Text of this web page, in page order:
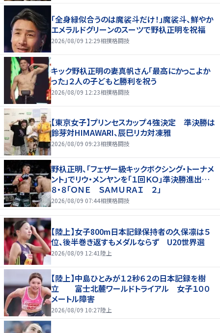
「全身緑似合うのは魔裟斗だけ！」魔裟斗、鮮やか
エメラルドグリーンのスーツで野杁正明を祝福
2026/08/09 12:29相撲格闘技
キック野杁正明の妻真帆さん「最高にかっこよか
った」２人の子どもと勝利を祝う
2026/08/09 12:23相撲格闘技
【東京女子】プリンセスカップ４強決定 準決勝は
鈴芽対HIMAWARI、辰巳リカ対凍雅
2026/08/09 09:23相撲格闘技
野杁正明、「フェザー級キックボクシング・トーナメ
ント」でリウ・メンヤンを「１回ＫＯ」準決勝進出…
８・８「ＯＮＥ ＳＡＭＵＲＡＩ ２」
2026/08/09 07:44相撲格闘技
【陸上】女子800m日本記録保持者の久保凛は５
位、後半巻き返すもメダルならず U20世界選
2026/08/09 12:41 陸上
【陸上】中島ひとみが１２秒６２の日本記録を樹
立 富士北麓ワールドトライアル 女子１００
メートル障害
2026/08/09 10:27陸上